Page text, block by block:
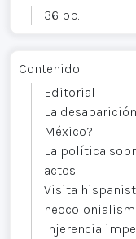
36 pp.
Contenido
Editorial
La
México?
La política
actos
Visita
Injerencia